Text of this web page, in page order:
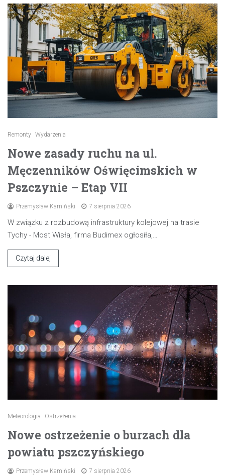
Remonty Wydarzenia
Nowe zasady ruchu na ul.
Męczenników Oświęcimskich w
Pszczynie – Etap VII
Przemysław Kamiński 7 sierpnia 2026
W związku z rozbudową infrastruktury kolejowej na trasie
Tychy - Most Wisła, firma Budimex ogłosiła,…
Czytaj dalej
Meteorologia Ostrzeżenia
Nowe ostrzeżenie o burzach dla
powiatu pszczyńskiego
Przemysław Kamiński 7 sierpnia 2026